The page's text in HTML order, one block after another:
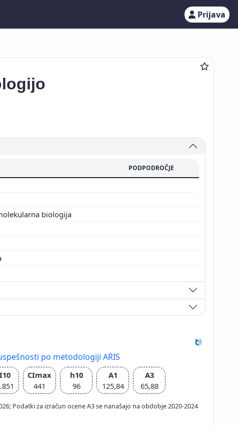
Prijava
PODPODROČJE
biologija
po metodologiji ARIS
CImax
441
h10
96
A1
125,84
A3
65,88
Podatki za izračun ocene A3 se nanašajo na obdobje 2020-2024